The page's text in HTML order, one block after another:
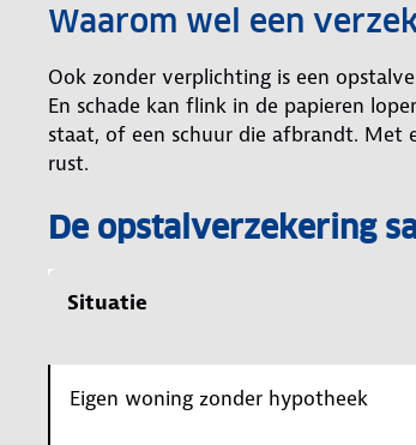
Waarom wel een
Ook zonder verplichting is een
En schade kan flink in de papieren
staat, of een schuur die afbrandt. Met
rust.
De opstalverzekering
Situatie
Eigen woning zonder hypotheek